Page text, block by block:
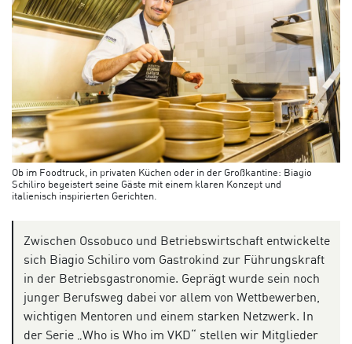
Ob im Foodtruck, in privaten Küchen oder in der Großkantine: Biagio
Schiliro begeistert seine Gäste mit einem klaren Konzept und
italienisch inspirierten Gerichten.
Zwischen Ossobuco und Betriebswirtschaft entwickelte
sich Biagio Schiliro vom Gastrokind zur Führungskraft
in der Betriebsgastronomie. Geprägt wurde sein noch
junger Berufsweg dabei vor allem von Wettbewerben,
wichtigen Mentoren und einem starken Netzwerk. In
der Serie „Who is Who im VKD“ stellen wir Mitglieder